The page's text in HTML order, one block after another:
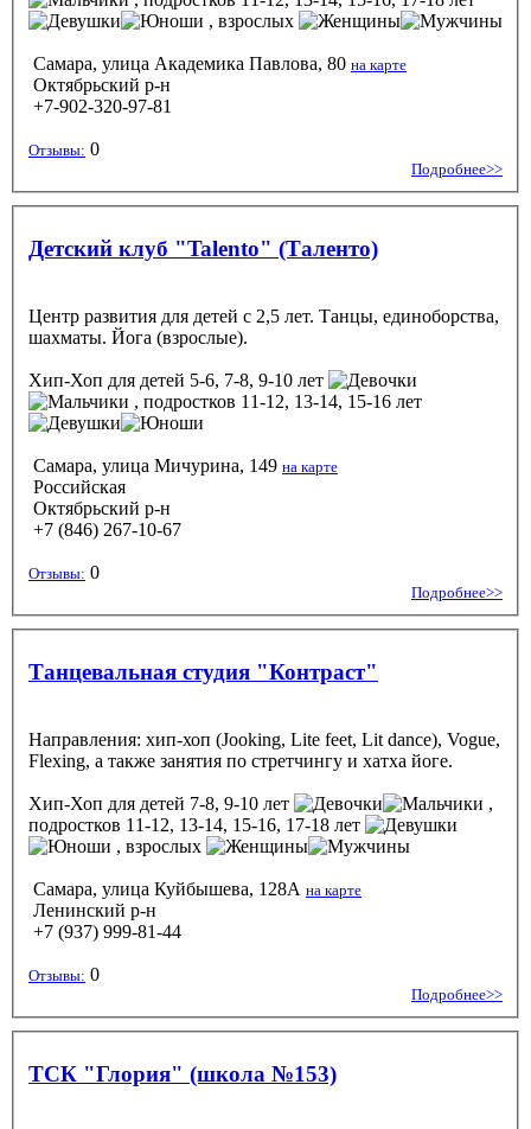
, взрослых
Самара, улица Академика Павлова, 80 на карте
Октябрьский р-н
+7-902-320-97-81
Отзывы: 0
Подробнее>>
Детский клуб "Talento" (Таленто)
Центр развития для детей с 2,5 лет. Танцы, единоборства,
шахматы. Йога (взрослые).
Хип-Хоп для детей 5-6, 7-8, 9-10 лет
, подростков 11-12, 13-14, 15-16 лет
Самара, улица Мичурина, 149 на карте
Российская
Октябрьский р-н
+7 (846) 267-10-67
Отзывы: 0
Подробнее>>
Танцевальная студия "Контраст"
Направления: хип-хоп (Jooking, Lite feet, Lit dance), Vogue,
Flexing, а также занятия по стретчингу и хатха йоге.
Хип-Хоп для детей 7-8, 9-10 лет
,
подростков 11-12, 13-14, 15-16, 17-18 лет
, взрослых
Самара, улица Куйбышева, 128А на карте
Ленинский р-н
+7 (937) 999-81-44
Отзывы: 0
Подробнее>>
ТСК "Глория" (школа №153)